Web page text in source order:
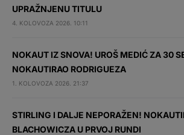
UPRAŽNJENU TITULU
4. KOLOVOZA 2026. 10:11
NOKAUT IZ SNOVA! UROŠ MEDIĆ ZA 30
NOKAUTIRAO RODRIGUEZA
1. KOLOVOZA 2026. 21:37
STIRLING I DALJE NEPORAŽEN!
BLACHOWICZA U PRVOJ RUNDI